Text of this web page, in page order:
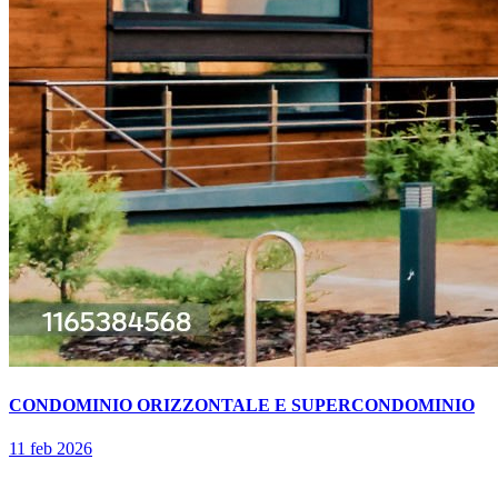
CONDOMINIO ORIZZONTALE E SUPERCONDOMINIO
11 feb 2026